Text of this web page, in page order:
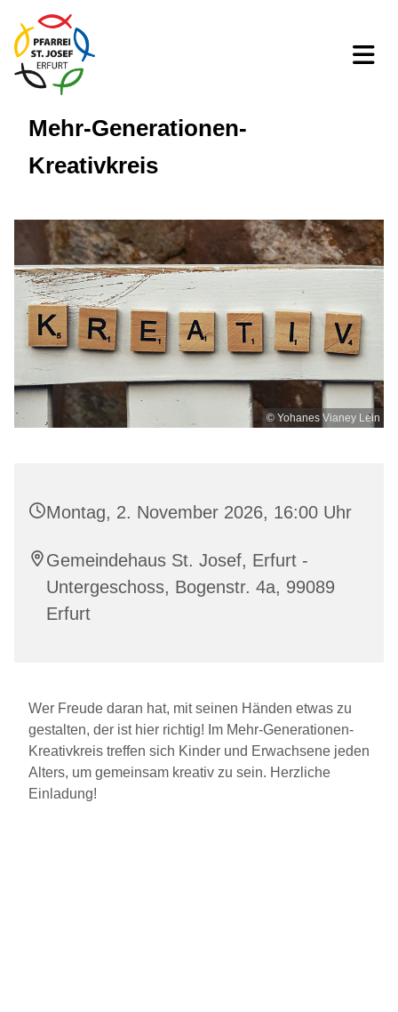
Mehr-Generationen-
Kreativkreis
© Yohanes Vianey Lein
Montag, 2. November 2026, 16:00 Uhr
Gemeindehaus St. Josef, Erfurt -
Untergeschoss, Bogenstr. 4a, 99089
Erfurt
Wer Freude daran hat, mit seinen Händen etwas zu
gestalten, der ist hier richtig! Im Mehr-Generationen-
Kreativkreis treffen sich Kinder und Erwachsene jeden
Alters, um gemeinsam kreativ zu sein. Herzliche
Einladung!